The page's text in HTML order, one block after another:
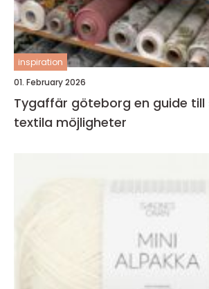
inspiration
01. February 2026
Tygaffär göteborg en guide till stadens
textila möjligheter